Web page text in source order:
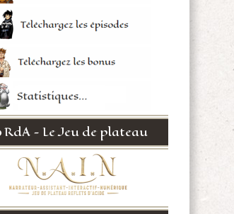
RdA - Le Jeu de plateau